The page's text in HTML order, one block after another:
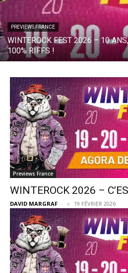
PREVIEWS FRANCE
WINTEROCK FEST 2026 – 10
100% RIFFS !
Previews France
WINTEROCK 2026 –
DAVID MARGRAF - 19 FÉVRIER 2026